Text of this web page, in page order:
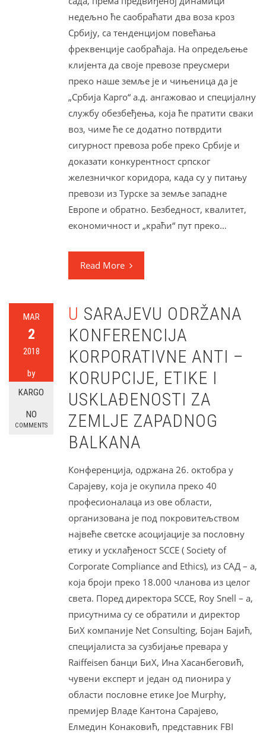
недељно ће саобраћати два воза кроз
Србију, са тенденцијом повећања
фреквенције саобраћаја. На опредељење
клијента да своје превозе преусмери
преко наше земље је и чињеница да је
„Србија Карго“ а.д. ангажовао и специјалну
службу обезбеђења, која ће пратити сваки
воз, чиме ће се додатно потврдити
сигурност превоза робе преко Србије и
доказати конкурентност српског
железничког коридора, када су у питању
превози из Турске за земље западне
Европе и обратно. Безбедност, квалитет,
економичност и „краћи“ пут преко…
Read More
MAR
2
2018
by
KARGO
NO
COMMENTS
U SARAJEVU ODRŽANA
KONFERENCIJA
KORPORATIVNE ANTI –
KORUPCIJE, ETIKE I
USKLAĐENOSTI ZA
ZEMLJE ZAPADNOG
BALKANA
Конференција, одржана 26. октобра у
Сарајеву, која је окупила преко 40
професионалаца из ове области,
организована је под покровитељством
највеће светске асоцијације за пословну
етику и усклађеност SCCE ( Society of
Corporate Compliance and Ethics), из САД – а,
која броји преко 18.000 чланова из целог
света. Поред директора SCCE, Roy Snell – a,
присутнима су се обратили и директор
БиХ компаније Net Consulting, Бојан Бајић,
специјалиста за сузбијање превара у
Raiffeisen банци БиХ, Ина Хасанбеговић,
чувени експерт и један од пионира у
области пословне етике Joe Murphy,
премијер Владе Кантона Сарајево,
Елмедин Конаковић, представник FBI